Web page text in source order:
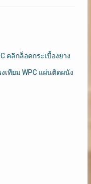
คลิกล็อคกระเบื้องยาง
เทียม WPC แผ่นติดผนัง